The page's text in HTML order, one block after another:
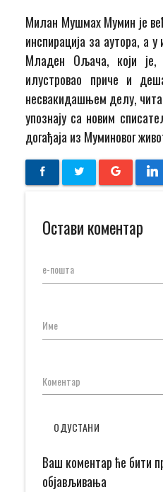
Милан Мушмах Мумин је
инспирација за аутора, а у
Младен Ољача, који је,
илустровао приче и
несвакидашњем делу,
упознају са новим
догађаја из Муминовог
Остави коментар
е-пошта
Име
Коментар
ОДУСТАНИ
Ваш коментар ће бити
објављивања